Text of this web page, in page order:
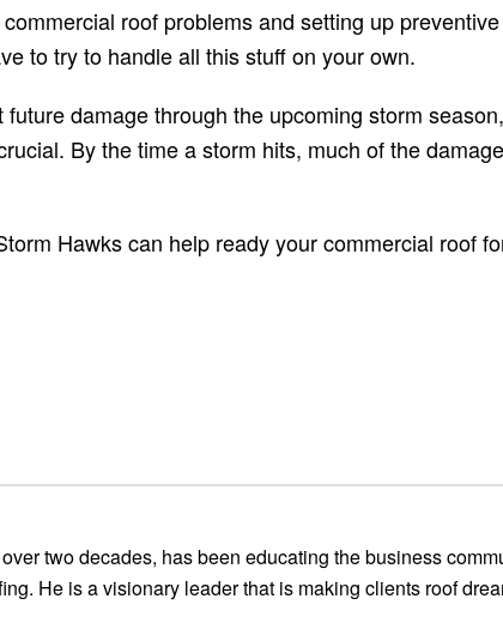
roof problems and setting up
to try to handle all this stuff on your own.
damage through the upcoming storm
By the time a storm hits, much of the
Hawks can help ready your commercial roof
two decades, has been educating the business
He is a visionary leader that is making clients roof